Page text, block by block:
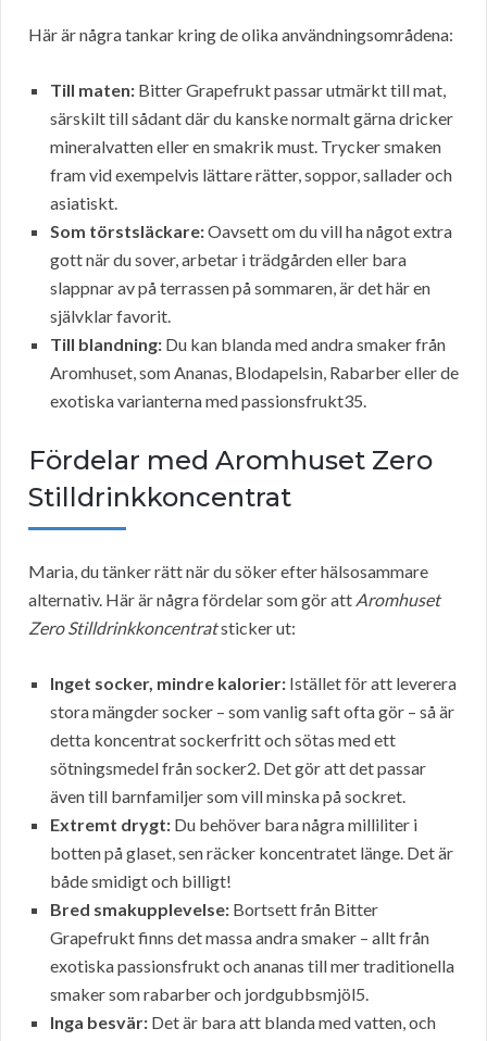
Här är några tankar kring de olika användningsområdena:
Till maten: Bitter Grapefrukt passar utmärkt till mat,
särskilt till sådant där du kanske normalt gärna dricker
mineralvatten eller en smakrik must. Trycker smaken
fram vid exempelvis lättare rätter, soppor, sallader och
asiatiskt.
Som törstsläckare:Oavsett om du vill ha något extra
gott när du sover, arbetar i trädgården eller bara
slappnar av på terrassen på sommaren, är det här en
självklar favorit.
Till blandning: Du kan blanda med andra smaker från
Aromhuset, som Ananas, Blodapelsin, Rabarber eller de
exotiska varianterna med passionsfrukt35.
Fördelar med Aromhuset Zero
Stilldrinkkoncentrat
Maria, du tänker rätt när du söker efter hälsosammare
alternativ. Här är några fördelar som gör att Aromhuset
Zero Stilldrinkkoncentratsticker ut:
Inget socker, mindre kalorier: Istället för att leverera
stora mängder socker – som vanlig saft ofta gör – så är
detta koncentrat sockerfritt och sötas med ett
sötningsmedel från socker2. Det gör att det passar
även till barnfamiljer som vill minska på sockret.
Extremt drygt: Du behöver bara några milliliter i
botten på glaset, sen räcker koncentratet länge. Det är
både smidigt och billigt!
Bred smakupplevelse: Bortsett från Bitter
Grapefrukt finns det massa andra smaker – allt från
exotiska passionsfrukt och ananas till mer traditionella
smaker som rabarber och jordgubbsmjöl5.
Inga besvär: Det är bara att blanda med vatten, och